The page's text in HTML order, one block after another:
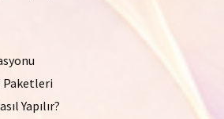
Paketleri
Yapılır?